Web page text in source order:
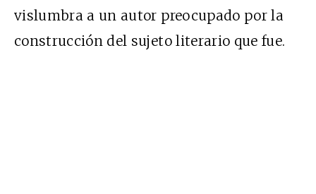
vislumbra a un autor preocupado por la
construcción del sujeto literario que fue.